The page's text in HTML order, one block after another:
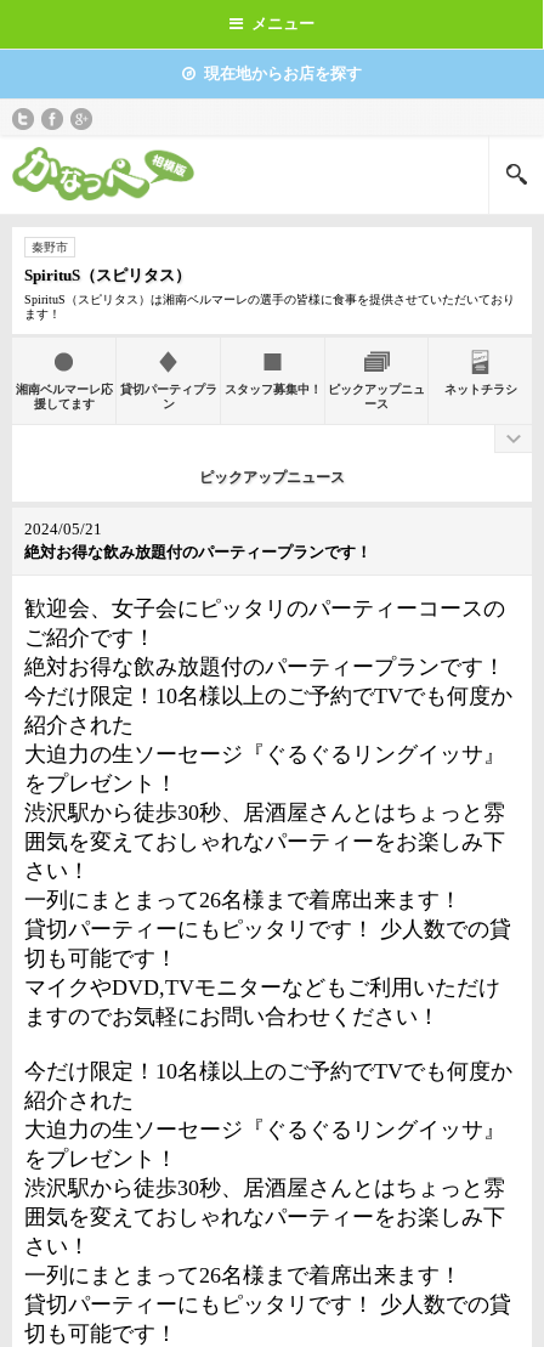
メニュー
現在地からお店を探す
秦野市
SpirituS（スピリタス）
SpirituS（スピリタス）は湘南ベルマーレの選手の皆様に食事を提供させていただいており
ます！
湘南ベルマーレ応
援してます
貸切パーティプラ
ン
スタッフ募集中！
ピックアップニュ
ース
ネットチラシ
ピックアップニュース
2024/05/21
絶対お得な飲み放題付のパーティープランです！
歓迎会、女子会にピッタリのパーティーコースの
ご紹介です！
絶対お得な飲み放題付のパーティープランです！
今だけ限定！10名様以上のご予約でTVでも何度か
紹介された
大迫力の生ソーセージ『ぐるぐるリングイッサ』
をプレゼント！
渋沢駅から徒歩30秒、居酒屋さんとはちょっと雰
囲気を変えておしゃれなパーティーをお楽しみ下
さい！
一列にまとまって26名様まで着席出来ます！
貸切パーティーにもピッタリです！ 少人数での貸
切も可能です！
マイクやDVD,TVモニターなどもご利用いただけ
ますのでお気軽にお問い合わせください！
今だけ限定！10名様以上のご予約でTVでも何度か
紹介された
大迫力の生ソーセージ『ぐるぐるリングイッサ』
をプレゼント！
渋沢駅から徒歩30秒、居酒屋さんとはちょっと雰
囲気を変えておしゃれなパーティーをお楽しみ下
さい！
一列にまとまって26名様まで着席出来ます！
貸切パーティーにもピッタリです！ 少人数での貸
切も可能です！